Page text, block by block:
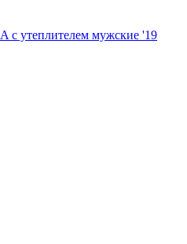
с утеплителем мужские '19